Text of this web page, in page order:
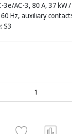
3e/AC-3, 80 A, 37 kW
Hz, auxiliary
S3